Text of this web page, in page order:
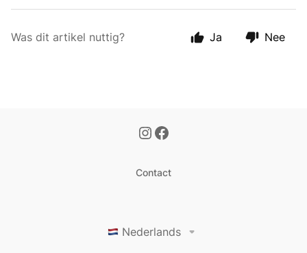
Was dit artikel nuttig? Ja Nee
Contact
Nederlands